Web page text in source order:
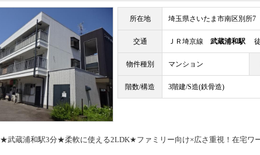
所在地 埼玉県さいたま市南区別所7
交通 ＪＲ埼京線 武蔵浦和駅 徒
物件種別 マンション
階数/構造 3階建/S造(鉄骨造)
★武蔵浦和駅3分★柔軟に使える2LDK★ファミリー向け×広さ重視！在宅ワ